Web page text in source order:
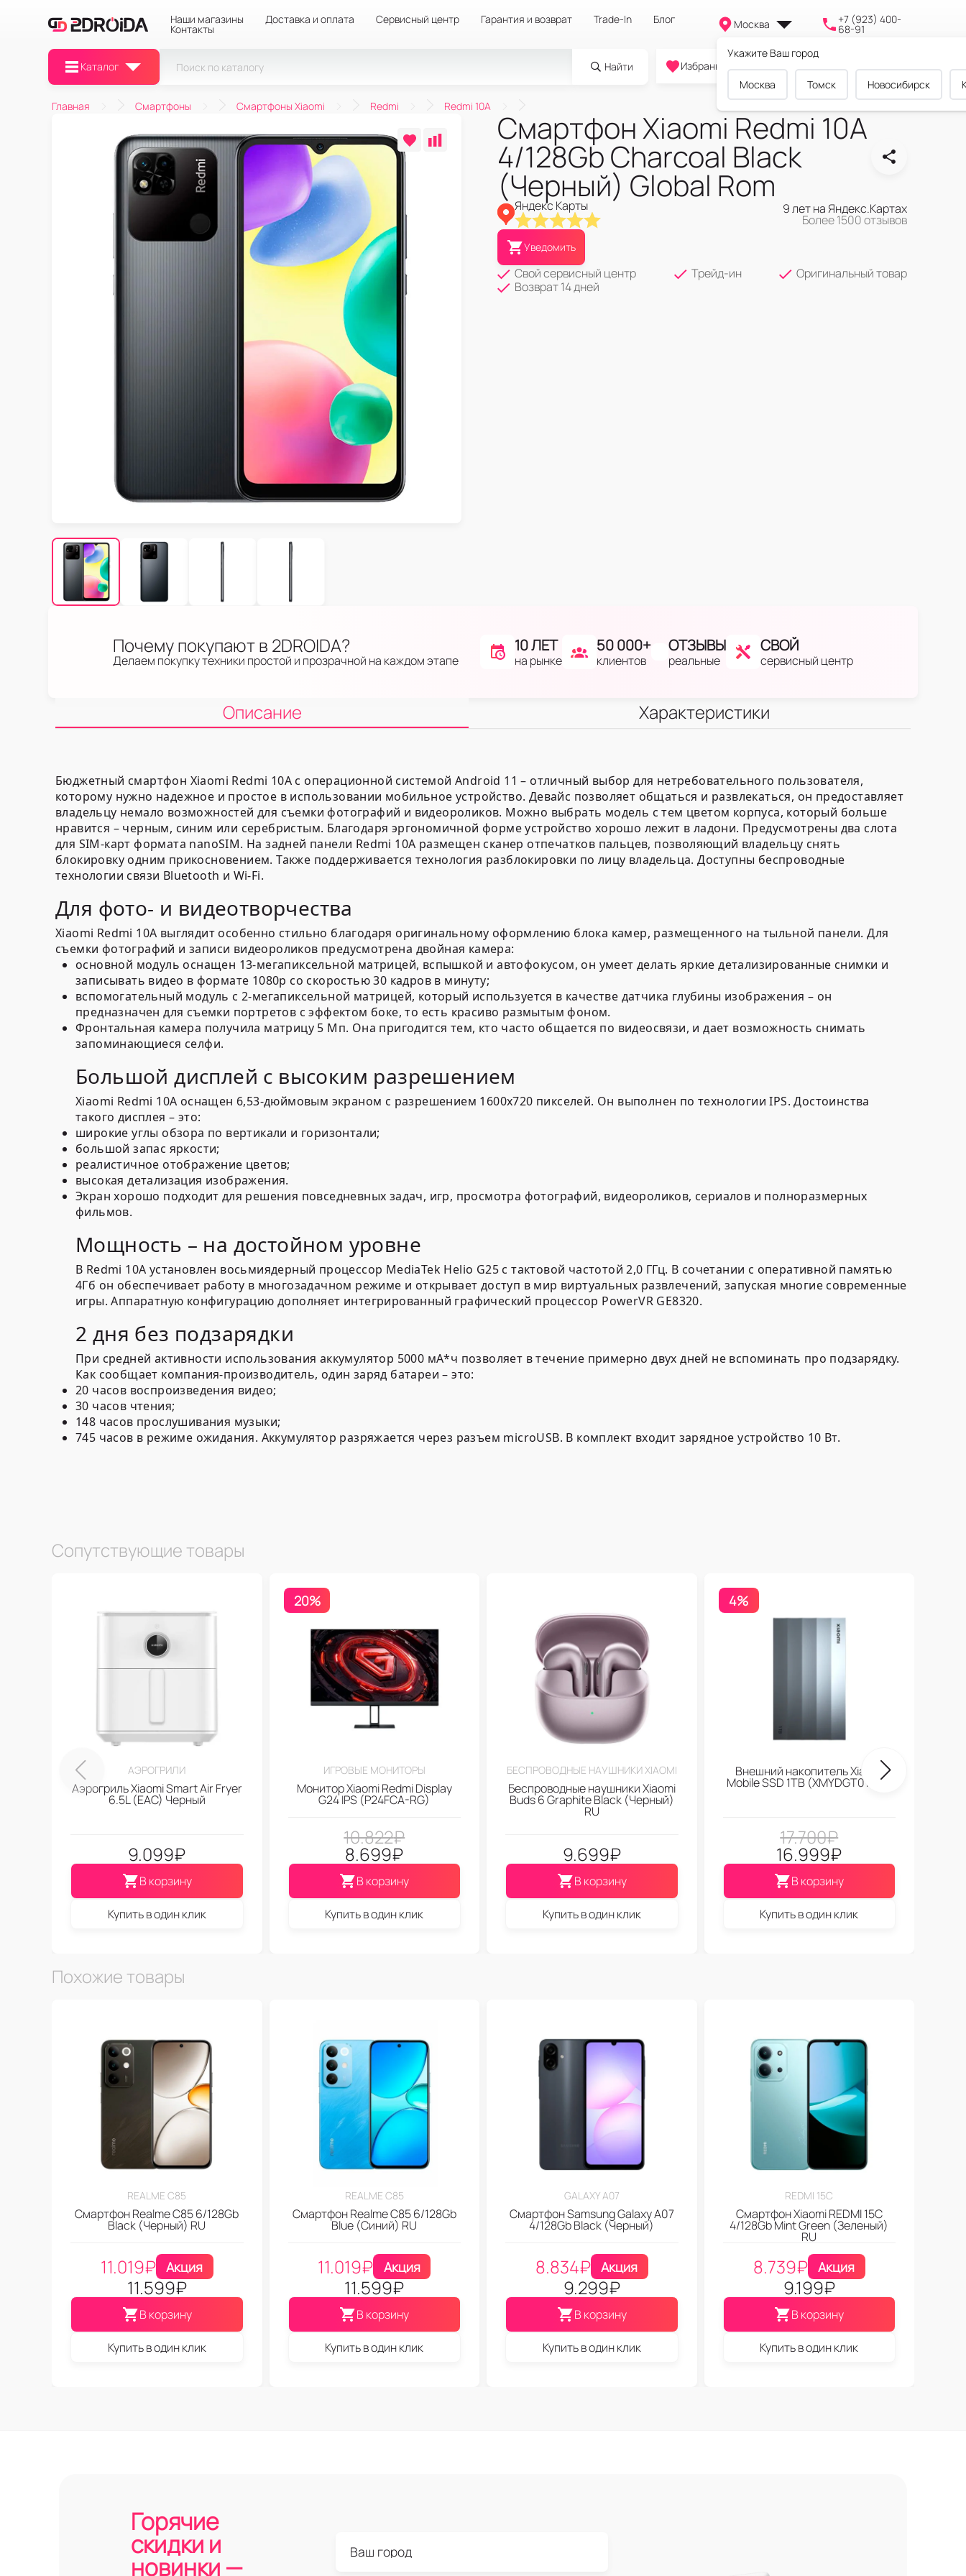
Наши магазины Доставка и оплата Сервисный центр Гарантия и возврат Trade-In Блог
Контакты Москва
Укажите Ваш город
Москва Томск Новосибирск
+7 (923) 400-
68-91
Каталог Найти
0
Избранное Cравнение Корзина
Главная Смартфоны Смартфоны Xiaomi Redmi Redmi 10A
Смартфон Xiaomi Redmi 10A
4/128Gb Charcoal Black
(Черный) Global Rom
Яндекс Карты 9 лет на Яндекс.Картах
Более 1500 отзывов
Уведомить
Свой сервисный центр Трейд-ин
Оригинальный товар
Возврат 14 дней
Почему покупают в 2DROIDA?
Делаем покупку техники простой и прозрачной на каждом этапе
10 ЛЕТ
на рынке
50 000+
клиентов
ОТЗЫВЫ
реальные
СВОЙ
сервисный центр
Описание Характеристики
Бюджетный смартфон Xiaomi Redmi 10A с операционной системой Android 11 – отличный выбор для нетребовательного пользователя,
которому нужно надежное и простое в использовании мобильное устройство. Девайс позволяет общаться и развлекаться, он предоставляет
владельцу немало возможностей для съемки фотографий и видеороликов. Можно выбрать модель с тем цветом корпуса, который больше
нравится – черным, синим или серебристым. Благодаря эргономичной форме устройство хорошо лежит в ладони. Предусмотрены два слота
для SIM-карт формата nanoSIM. На задней панели Redmi 10A размещен сканер отпечатков пальцев, позволяющий владельцу снять
блокировку одним прикосновением. Также поддерживается технология разблокировки по лицу владельца. Доступны беспроводные
технологии связи Bluetooth и Wi-Fi.
Для фото- и видеотворчества
Xiaomi Redmi 10A выглядит особенно стильно благодаря оригинальному оформлению блока камер, размещенного на тыльной панели. Для
съемки фотографий и записи видеороликов предусмотрена двойная камера:
основной модуль оснащен 13-мегапиксельной матрицей, вспышкой и автофокусом, он умеет делать яркие детализированные снимки и
записывать видео в формате 1080p со скоростью 30 кадров в минуту;
вспомогательный модуль с 2-мегапиксельной матрицей, который используется в качестве датчика глубины изображения – он
предназначен для съемки портретов с эффектом боке, то есть красиво размытым фоном.
Фронтальная камера получила матрицу 5 Мп. Она пригодится тем, кто часто общается по видеосвязи, и дает возможность снимать
запоминающиеся селфи.
Большой дисплей с высоким разрешением
Xiaomi Redmi 10A оснащен 6,53-дюймовым экраном с разрешением 1600х720 пикселей. Он выполнен по технологии IPS. Достоинства
такого дисплея – это:
широкие углы обзора по вертикали и горизонтали;
большой запас яркости;
реалистичное отображение цветов;
высокая детализация изображения.
Экран хорошо подходит для решения повседневных задач, игр, просмотра фотографий, видеороликов, сериалов и полноразмерных
фильмов.
Мощность – на достойном уровне
В Redmi 10A установлен восьмиядерный процессор MediaTek Helio G25 с тактовой частотой 2,0 ГГц. В сочетании с оперативной памятью
4Гб он обеспечивает работу в многозадачном режиме и открывает доступ в мир виртуальных развлечений, запуская многие современные
игры. Аппаратную конфигурацию дополняет интегрированный графический процессор PowerVR GE8320.
2 дня без подзарядки
При средней активности использования аккумулятор 5000 мА*ч позволяет в течение примерно двух дней не вспоминать про подзарядку.
Как сообщает компания-производитель, один заряд батареи – это:
20 часов воспроизведения видео;
30 часов чтения;
148 часов прослушивания музыки;
745 часов в режиме ожидания. Аккумулятор разряжается через разъем microUSB. В комплект входит зарядное устройство 10 Вт.
Сопутствующие товары
АЭРОГРИЛИ
Аэрогриль Xiaomi Smart Air Fryer
6.5L (EAC) Черный
9.099₽
В корзину
Купить в один клик
20%
ИГРОВЫЕ МОНИТОРЫ
Монитор Xiaomi Redmi Display
G24 IPS (P24FCA-RG)
10.822₽
8.699₽
В корзину
Купить в один клик
БЕСПРОВОДНЫЕ НАУШНИКИ XIAOMI
Беспроводные наушники Xiaomi
Buds 6 Graphite Black (Черный)
RU
9.699₽
В корзину
Купить в один клик
4%
Внешний накопитель Xiaomi
Mobile SSD 1TB (XMYDGT01QM)
17.700₽
16.999₽
В корзину
Купить в один клик
Похожие товары
REALME C85
Смартфон Realme C85 6/128Gb
Black (Черный) RU
11.019₽ Акция
11.599₽
В корзину
Купить в один клик
REALME C85
Смартфон Realme C85 6/128Gb
Blue (Синий) RU
11.019₽ Акция
11.599₽
В корзину
Купить в один клик
GALAXY A07
Смартфон Samsung Galaxy A07
4/128Gb Black (Черный)
8.834₽ Акция
9.299₽
В корзину
Купить в один клик
REDMI 15C
Смартфон Xiaomi REDMI 15C
4/128Gb Mint Green (Зеленый)
RU
8.739₽ Акция
9.199₽
В корзину
Купить в один клик
Горячие
скидки и
новинки —